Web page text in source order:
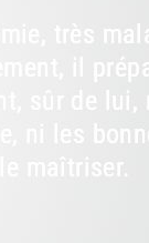
très
il
sûr de
ni les